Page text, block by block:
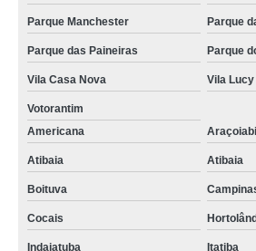
onde faz sinalização viária para shopping Porto
onde faz sinalização viária a base de água
sinalizações viárias vertical Jardim Europa
sinalização viária faixa de pedestre Cocais
sinalizações viárias para shopping Sorocaba
sinalizações viárias com termoplástico
sinalizações viárias a base de água Vila Élvio
Parque Manchester Parque
Parque das Paineiras Parque
Vila Casa Nova Vila Lucy
Votorantim
Americana
Atibaia Atibaia
Boituva
Cocais
Indaiatuba Itatiba